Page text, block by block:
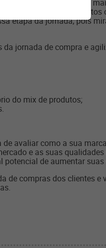
de liquidações são as
estratégia com descontos
etapa da jornada, pois
jornada de compra e
do mix de produtos;
avaliar como a sua
e as suas
potencial de aumentar suas
de compras dos clientes e